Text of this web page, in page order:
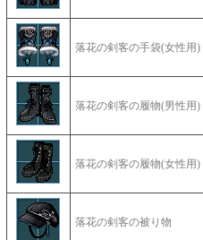
落花の剣客の手袋(女性用)
落花の剣客の履物(男性用)
落花の剣客の履物(女性用)
落花の剣客の被り物